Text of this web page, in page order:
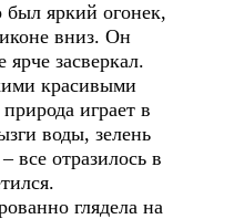
был яркий огонек,
вниз. Он
засверкал.
красивыми
играет в
воды, зелень
все отразилось в
глядела на